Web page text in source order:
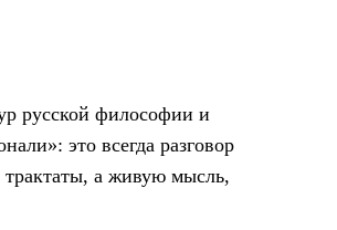
русской философии и
это всегда разговор
трактаты, а живую мысль,